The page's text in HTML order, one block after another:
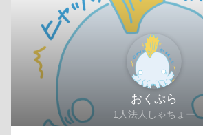
おくぷら
1人法人しゃちょー